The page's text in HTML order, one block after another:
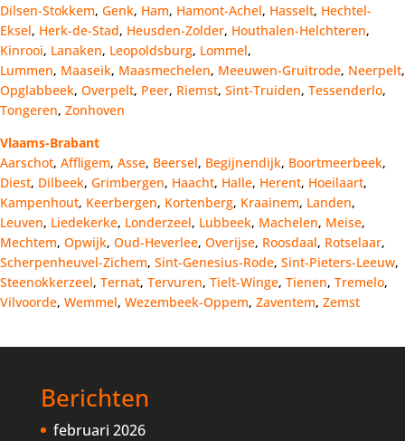
Dilsen-Stokkem, Genk, Ham, Hamont-Achel, Hasselt, Hechtel-
Eksel, Herk-de-Stad, Heusden-Zolder, Houthalen-Helchteren,
Kinrooi, Lanaken, Leopoldsburg, Lommel,
Lummen, Maaseik, Maasmechelen, Meeuwen-Gruitrode, Neerpelt,
Opglabbeek, Overpelt, Peer, Riemst, Sint-Truiden, Tessenderlo,
Tongeren, Zonhoven
Vlaams-Brabant
Aarschot, Affligem, Asse, Beersel, Begijnendijk, Boortmeerbeek,
Diest, Dilbeek, Grimbergen, Haacht, Halle, Herent, Hoeilaart,
Kampenhout, Keerbergen, Kortenberg, Kraainem, Landen,
Leuven, Liedekerke, Londerzeel, Lubbeek, Machelen, Meise,
Mechtem, Opwijk, Oud-Heverlee, Overijse, Roosdaal, Rotselaar,
Scherpenheuvel-Zichem, Sint-Genesius-Rode, Sint-Pieters-Leeuw,
Steenokkerzeel, Ternat, Tervuren, Tielt-Winge, Tienen, Tremelo,
Vilvoorde, Wemmel, Wezembeek-Oppem, Zaventem, Zemst
Berichten
februari 2026